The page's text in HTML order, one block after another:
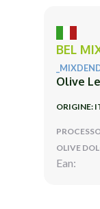
BEL
Olive
ORIGINE:
OLIVE
Ean: